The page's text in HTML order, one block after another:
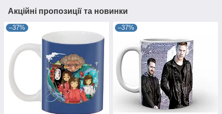
Акційні пропозиції та новинки
–37% –37%